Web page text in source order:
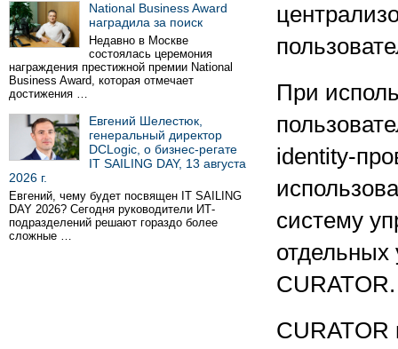
National Business Award
наградила за поиск
Недавно в Москве
состоялась церемония
награждения престижной премии National
Business Award, которая отмечает
достижения …
Евгений Шелестюк,
генеральный директор
DCLogic, о бизнес-регате
IT SAILING DAY, 13 августа
2026 г.
Евгений, чему будет посвящен IT SAILING
DAY 2026? Сегодня руководители ИТ-
подразделений решают гораздо более
сложные …
При
identity-
систему
отдельных
CURATOR.
CURATOR